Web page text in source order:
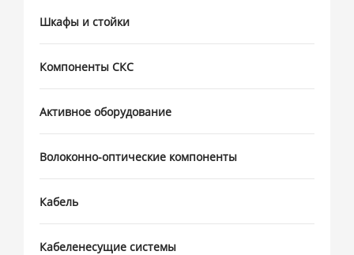
Шкафы и стойки
Компоненты СКС
Активное оборудование
Волоконно-оптические компоненты
Кабель
Кабеленесущие системы